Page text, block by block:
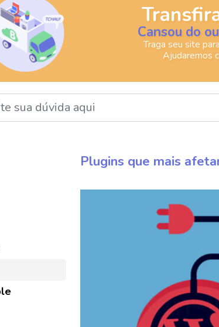
Cansou do
Traga seu site
Ajudaremos
Plugins que mais